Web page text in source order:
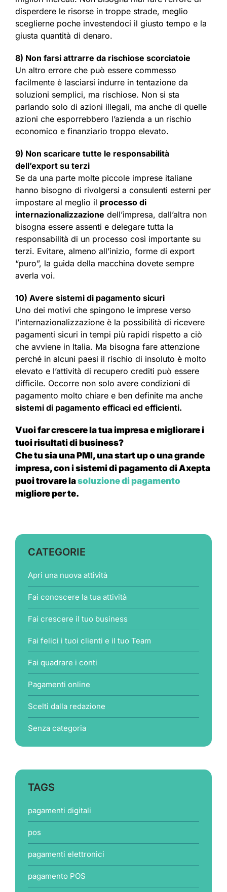
disperdere le risorse in troppe strade, meglio
sceglierne poche investendoci il giusto tempo e la
giusta quantità di denaro.
8) Non farsi attrarre da rischiose scorciatoie
Un altro errore che può essere commesso
facilmente è lasciarsi indurre in tentazione da
soluzioni semplici, ma rischiose. Non si sta
parlando solo di azioni illegali, ma anche di quelle
azioni che esporrebbero l’azienda a un rischio
economico e finanziario troppo elevato.
9) Non scaricare tutte le responsabilità
dell’export su terzi
Se da una parte molte piccole imprese italiane
hanno bisogno di rivolgersi a consulenti esterni per
impostare al meglio il processo di
internazionalizzazione dell’impresa, dall’altra non
bisogna essere assenti e delegare tutta la
responsabilità di un processo così importante su
terzi. Evitare, almeno all’inizio, forme di export
“puro”, la guida della macchina dovete sempre
averla voi.
10) Avere sistemi di pagamento sicuri
Uno dei motivi che spingono le imprese verso
l’internazionalizzazione è la possibilità di ricevere
pagamenti sicuri in tempi più rapidi rispetto a ciò
che avviene in Italia. Ma bisogna fare attenzione
perché in alcuni paesi il rischio di insoluto è molto
elevato e l’attività di recupero crediti può essere
difficile. Occorre non solo avere condizioni di
pagamento molto chiare e ben definite ma anche
sistemi di pagamento efficaci ed efficienti.
Vuoi far crescere la tua impresa e migliorare i
tuoi risultati di business?
Che tu sia una PMI, una start up o una grande
impresa, con i sistemi di pagamento di Axepta
puoi trovare lasoluzione di pagamento
migliore per te.
CATEGORIE
Apri una nuova attività
Fai conoscere la tua attività
Fai crescere il tuo business
Fai felici i tuoi clienti e il tuo Team
Fai quadrare i conti
Pagamenti online
Scelti dalla redazione
Senza categoria
TAGS
pagamenti digitali
pos
pagamenti elettronici
pagamento POS